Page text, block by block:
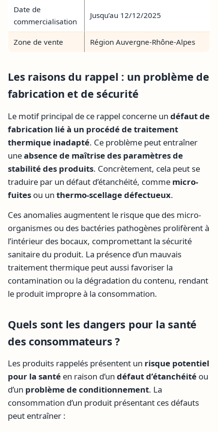
Date de
commercialisation
Jusqu’au 12/12/2025
Zone de vente Région Auvergne-Rhône-Alpes
Les raisons du rappel : un problème de
fabrication et de sécurité
Le motif principal de ce rappel concerne un défaut de
fabrication lié à un procédé de traitement
thermique inadapté. Ce problème peut entraîner
uneabsence de maîtrise des paramètres de
stabilité des produits. Concrètement, cela peut se
traduire par un défaut d’étanchéité, comme micro-
fuites ou un thermo-scellage défectueux.
Ces anomalies augmentent le risque que des micro-
organismes ou des bactéries pathogènes prolifèrent à
l’intérieur des bocaux, compromettant la sécurité
sanitaire du produit. La présence d’un mauvais
traitement thermique peut aussi favoriser la
contamination ou la dégradation du contenu, rendant
le produit impropre à la consommation.
Quels sont les dangers pour la santé
des consommateurs ?
Les produits rappelés présentent un risque potentiel
pour la santé en raison d’un défaut d’étanchéité ou
d’un problème de conditionnement. La
consommation d’un produit présentant ces défauts
peut entraîner :